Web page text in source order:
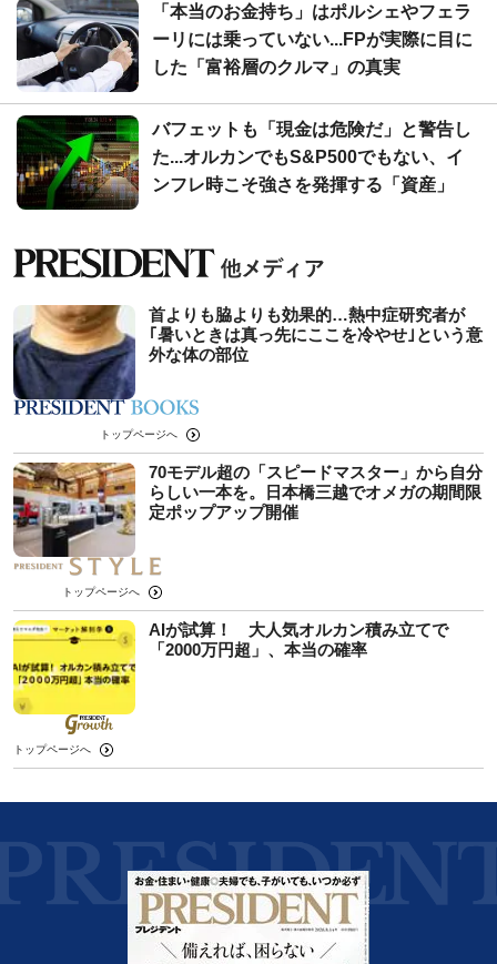
「本当のお金持ち」はポルシェやフェラ
ーリには乗っていない...FPが実際に目に
した「富裕層のクルマ」の真実
バフェットも「現金は危険だ」と警告し
た...オルカンでもS&P500でもない、イ
ンフレ時こそ強さを発揮する「資産」
首よりも脇よりも効果的…熱中症研究者が
｢暑いときは真っ先にここを冷やせ｣という意
外な体の部位
トップページへ
70モデル超の「スピードマスター」から自分
らしい一本を。日本橋三越でオメガの期間限
定ポップアップ開催
トップページへ
AIが試算！ 大人気オルカン積み立てで
「2000万円超」、本当の確率
トップページへ